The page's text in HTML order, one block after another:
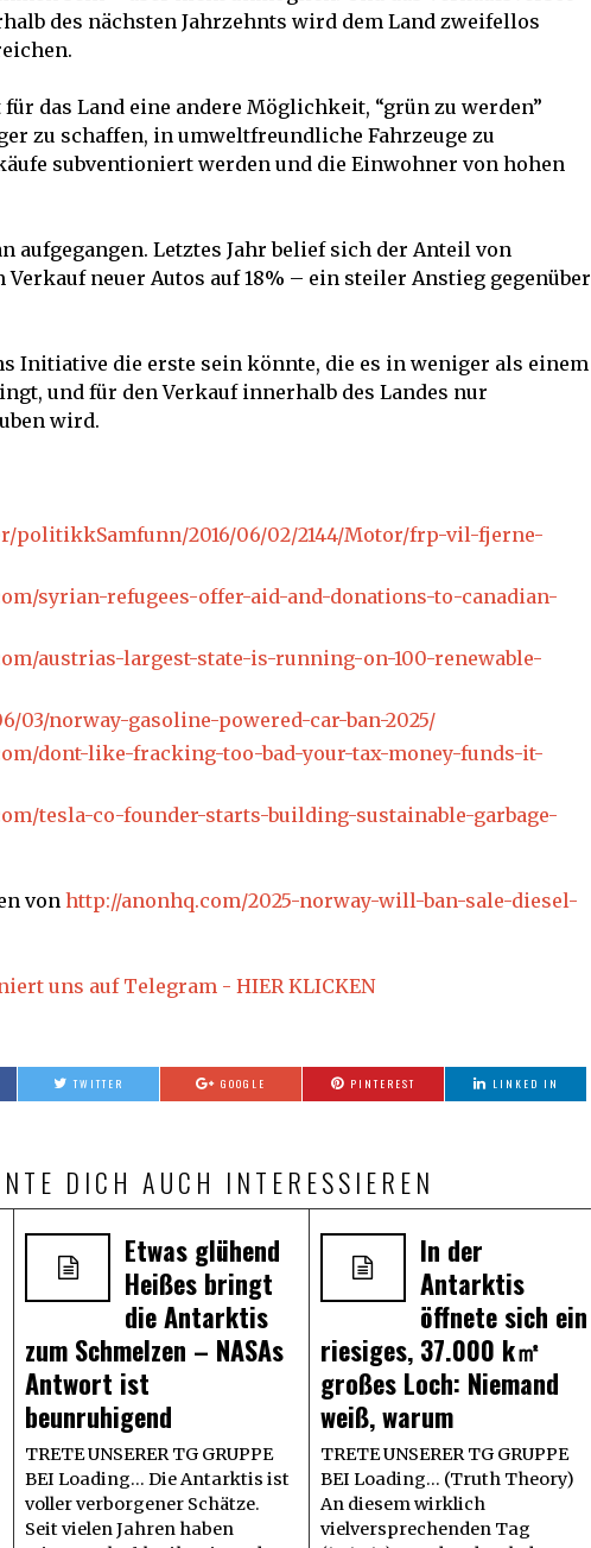
des nächsten Jahrzehnts wird dem Land zweifellos
das Land eine andere Möglichkeit, “grün zu werden”
zu schaffen, in umweltfreundliche Fahrzeuge zu
subventioniert werden und die Einwohner von hohen
aufgegangen. Letztes Jahr belief sich der Anteil von
neuer Autos auf 18% – ein steiler Anstieg gegenüber
Initiative die erste sein könnte, die es in weniger als einem
und für den Verkauf innerhalb des Landes nur
wird.
politikkSamfunn/2016/06/02/2144/Motor/frp-vil-fjerne-
syrian-refugees-offer-aid-and-donations-to-canadian-
austrias-largest-state-is-running-on-100-renewable-
03/norway-gasoline-powered-car-ban-2025/
dont-like-fracking-too-bad-your-tax-money-funds-it-
tesla-co-founder-starts-building-sustainable-garbage-
vonhttp://anonhq.com/2025-norway-will-ban-sale-diesel-
uns auf Telegram - HIER KLICKEN
TWITTER GOOGLE PINTEREST LINKED IN
DICH AUCH INTERESSIEREN
Etwas glühend
Heißes bringt
die Antarktis
zum Schmelzen – NASAs
Antwort ist
beunruhigend
TRETE UNSERER TG GRUPPE
BEI Loading... Die Antarktis ist
voller verborgener Schätze.
Seit vielen Jahren haben
In der
Antarktis
öffnete sich ein
riesiges, 37.000 k㎡
großes Loch: Niemand
weiß, warum
TRETE UNSERER TG GRUPPE
BEI Loading... (Truth Theory)
An diesem wirklich
vielversprechenden Tag